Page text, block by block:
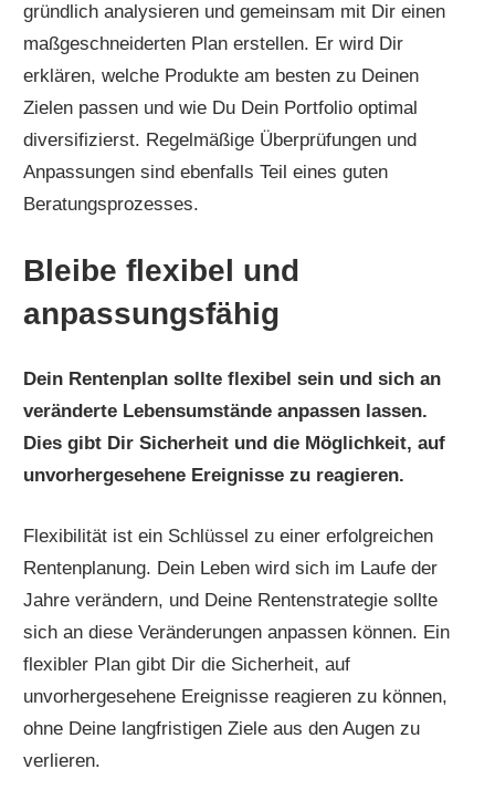
gründlich analysieren und gemeinsam mit Dir einen
maßgeschneiderten Plan erstellen. Er wird Dir
erklären, welche Produkte am besten zu Deinen
Zielen passen und wie Du Dein Portfolio optimal
diversifizierst. Regelmäßige Überprüfungen und
Anpassungen sind ebenfalls Teil eines guten
Beratungsprozesses.
Bleibe flexibel und
anpassungsfähig
Dein Rentenplan sollte flexibel sein und sich an
veränderte Lebensumstände anpassen lassen.
Dies gibt Dir Sicherheit und die Möglichkeit, auf
unvorhergesehene Ereignisse zu reagieren.
Flexibilität ist ein Schlüssel zu einer erfolgreichen
Rentenplanung. Dein Leben wird sich im Laufe der
Jahre verändern, und Deine Rentenstrategie sollte
sich an diese Veränderungen anpassen können. Ein
flexibler Plan gibt Dir die Sicherheit, auf
unvorhergesehene Ereignisse reagieren zu können,
ohne Deine langfristigen Ziele aus den Augen zu
verlieren.